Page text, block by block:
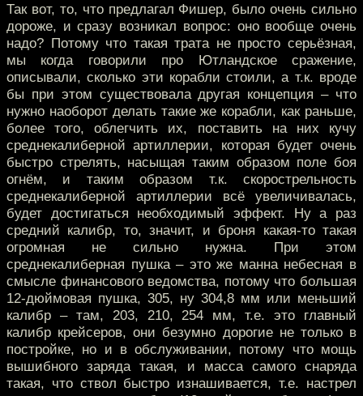
Так вот, то, что предлагал Фишер, было очень сильно
дороже, и сразу возникал вопрос: оно вообще очень
надо? Потому что такая трата не просто серьёзная,
мы когда говорили про Ютландское сражение,
описывали, сколько эти корабли стоили, а т.к. вроде
бы при этом существовала другая концепция – что
нужно наоборот делать такие же корабли, как раньше,
более того, облегчить их, поставить на них кучу
среднекалиберной артиллерии, которая будет очень
быстро стрелять, насыщая таким образом поле боя
огнём, и таким образом т.к. скорострельность
среднекалиберной артиллерии всё увеличивалась,
будет достигаться необходимый эффект. Ну а раз
средний калибр, то, значит, и броня какая-то такая
огромная не сильно нужна. При этом
среднекалиберная пушка – это же манна небесная в
смысле финансового ведомства, потому что большая
12-дюймовая пушка, 305, ну 304,8 мм или меньший
калибр – там, 203, 210, 254 мм, т.е. это главный
калибр крейсеров, они безумно дорогие не только в
постройке, но и в обслуживании, потому что мощь
вышибного заряда такая, и масса самого снаряда
такая, что ствол быстро изнашивается, т.е. настрел